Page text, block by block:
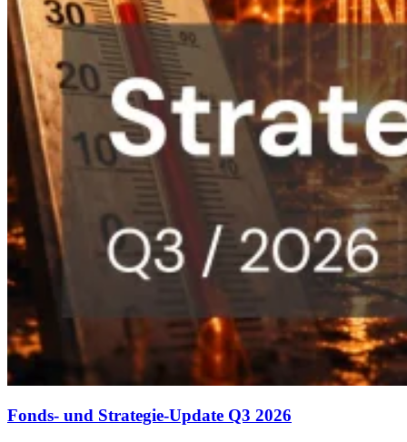
Fonds- und Strategie-Update Q3 2026